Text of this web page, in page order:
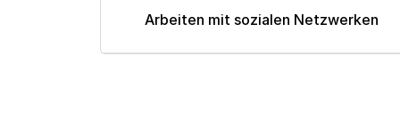
Arbeiten mit sozialen Netzwerken